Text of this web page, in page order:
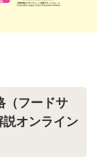
（フードサ
オンライン